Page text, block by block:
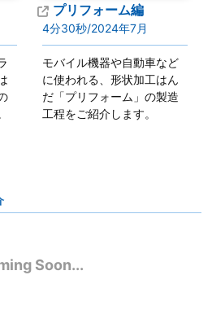
プリフォーム編
4分30秒/2024年7月
モバイル機器や自動車など
に使われる、形状加工はん
だ「プリフォーム」の製造
工程をご紹介します。
Soon...